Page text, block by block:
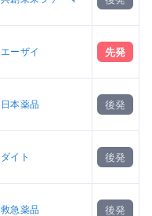
エーザイ 先発
日本薬品 後発
ダイト 後発
救急薬品 後発